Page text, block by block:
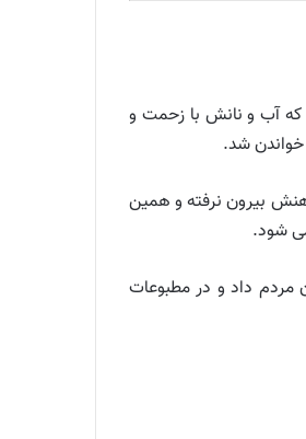
که آب و نانش با زحمت و
خواندن شد.
بیرون نرفته و همین
شود.
مردم داد و در مطبوعات